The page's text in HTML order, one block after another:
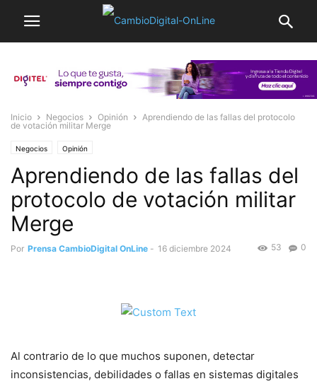
Inicio Negocios Opinión
Aprendiendo de las fallas del protocolo
de votación militar Merge
Negocios Opinión
Aprendiendo de las fallas del
protocolo de votación militar
Merge
Por Prensa CambioDigital OnLine - 16 diciembre 2024 0
53
Al contrario de lo que muchos suponen, detectar
inconsistencias, debilidades o fallas en sistemas digitales